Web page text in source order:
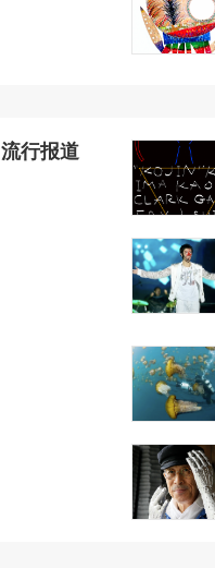
流行报道